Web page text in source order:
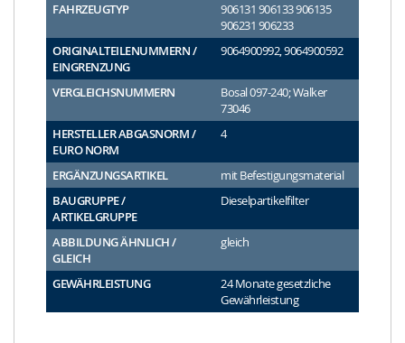
FAHRZEUGTYP
906131 906133 906135
906231 906233
ORIGINALTEILENUMMERN /
EINGRENZUNG
9064900992, 9064900592
VERGLEICHSNUMMERN
Bosal 097-240; Walker
73046
HERSTELLER ABGASNORM /
EURO NORM
4
ERGÄNZUNGSARTIKEL
mit Befestigungsmaterial
BAUGRUPPE /
ARTIKELGRUPPE
Dieselpartikelfilter
ABBILDUNG ÄHNLICH /
GLEICH
gleich
GEWÄHRLEISTUNG
24 Monate gesetzliche
Gewährleistung